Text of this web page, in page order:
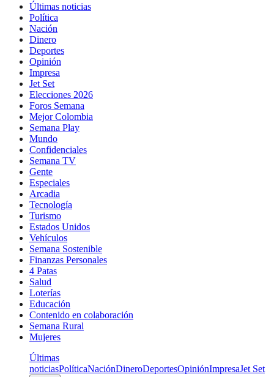
Últimas noticias
Política
Nación
Dinero
Deportes
Opinión
Impresa
Jet Set
Elecciones 2026
Foros Semana
Mejor Colombia
Semana Play
Mundo
Confidenciales
Semana TV
Gente
Especiales
Arcadia
Tecnología
Turismo
Estados Unidos
Vehículos
Semana Sostenible
Finanzas Personales
4 Patas
Salud
Loterías
Educación
Contenido en colaboración
Semana Rural
Mujeres
Últimas
noticiasPolíticaNaciónDineroDeportesOpiniónImpresaJet Set